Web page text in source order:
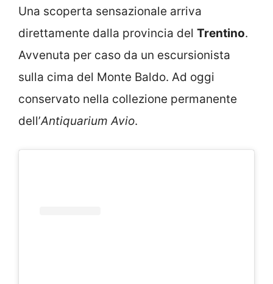
Una scoperta sensazionale arriva
direttamente dalla provincia del Trentino.
Avvenuta per caso da un escursionista
sulla cima del Monte Baldo. Ad oggi
conservato nella collezione permanente
dell’Antiquarium Avio.